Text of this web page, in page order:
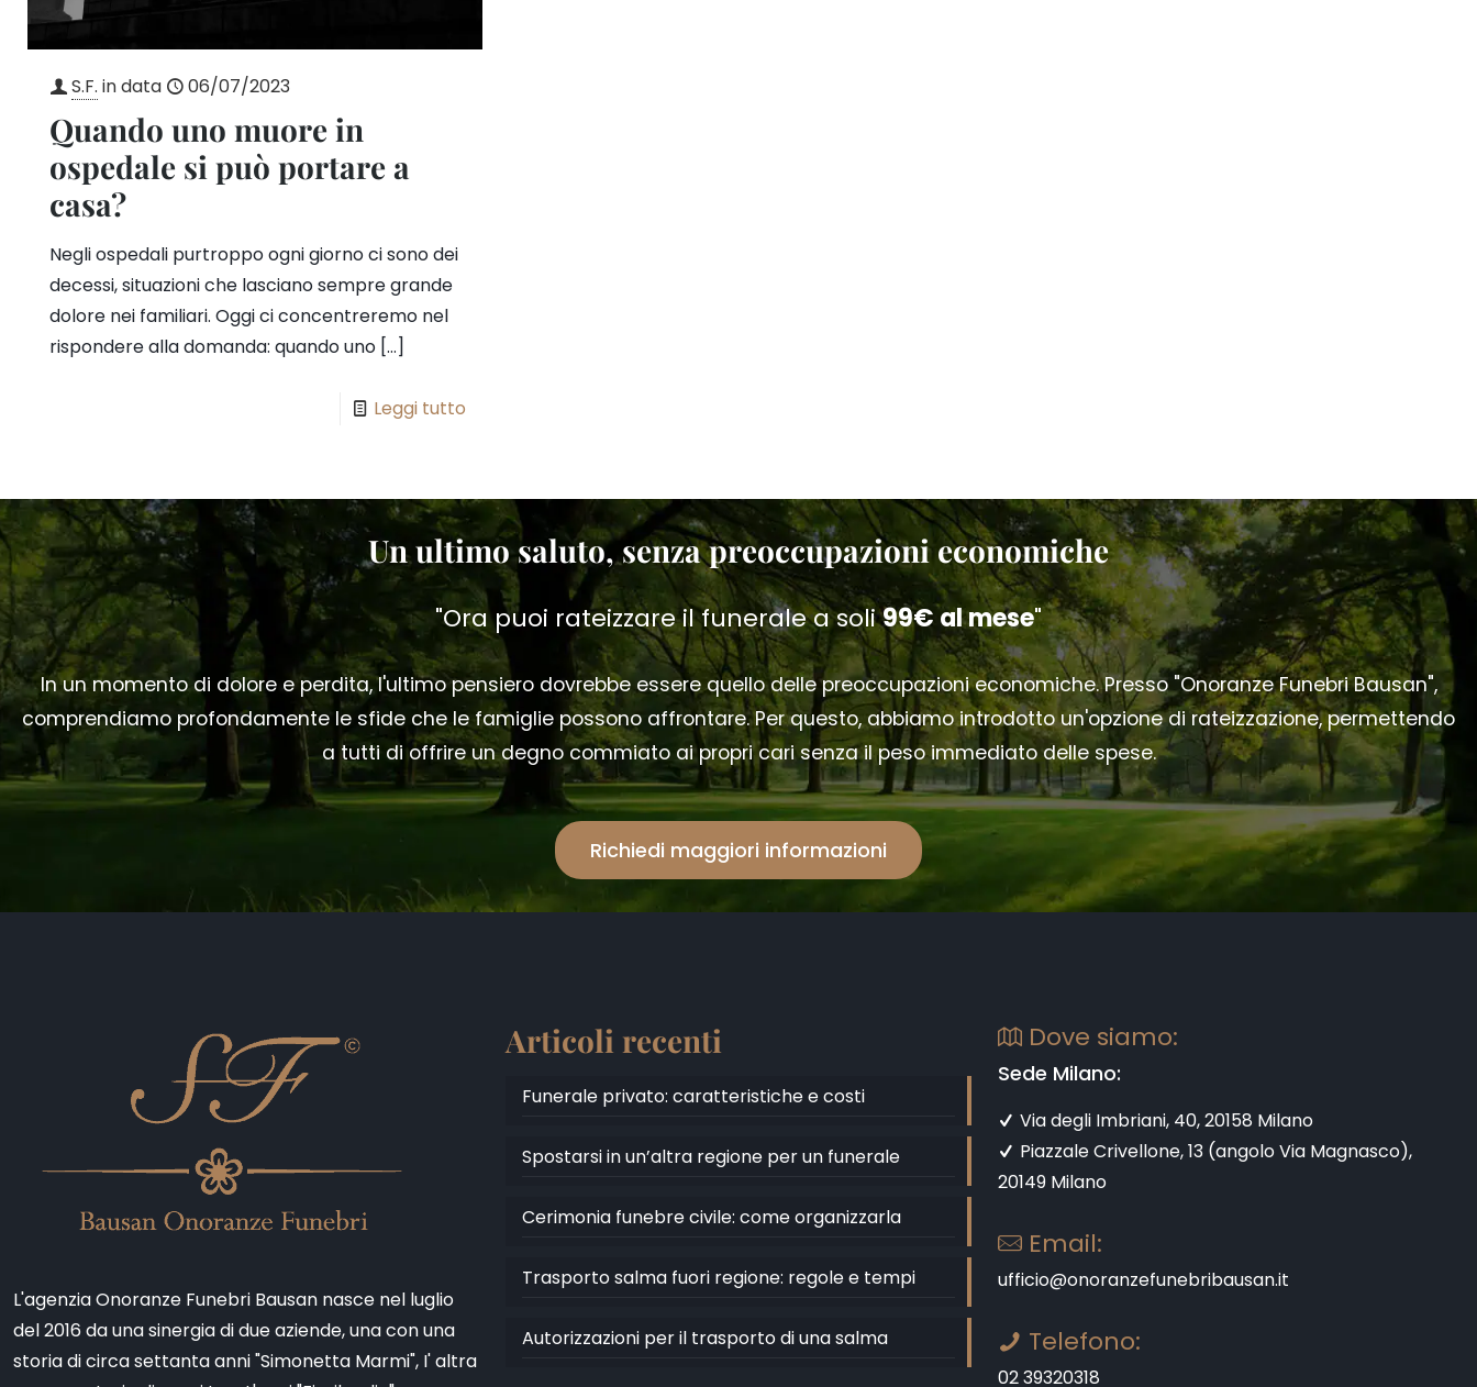
S.F. in data 06/07/2023
Quando uno muore in
ospedale si può portare a
casa?
Negli ospedali purtroppo ogni giorno ci sono dei
decessi, situazioni che lasciano sempre grande
dolore nei familiari. Oggi ci concentreremo nel
rispondere alla domanda: quando uno […]
Leggi tutto
Un ultimo saluto, senza preoccupazioni economiche
"Ora puoi rateizzare il funerale a soli99€ al mese"
In un momento di dolore e perdita, l'ultimo pensiero dovrebbe essere quello delle preoccupazioni economiche. Presso "Onoranze Funebri Bausan",
comprendiamo profondamente le sfide che le famiglie possono affrontare. Per questo, abbiamo introdotto un'opzione di rateizzazione, permettendo
a tutti di offrire un degno commiato ai propri cari senza il peso immediato delle spese.
Richiedi maggiori informazioni
L'agenzia Onoranze Funebri Bausan nasce nel luglio
del 2016 da una sinergia di due aziende, una con una
storia di circa settanta anni "Simonetta Marmi", I' altra
Articoli recenti
Funerale privato: caratteristiche e costi
Spostarsi in un’altra regione per un funerale
Cerimonia funebre civile: come organizzarla
Trasporto salma fuori regione: regole e tempi
Autorizzazioni per il trasporto di una salma
Dove siamo:
Sede Milano:
Via degli Imbriani, 40, 20158 Milano
Piazzale Crivellone, 13 (angolo Via Magnasco),
20149 Milano
Email:
ufficio@onoranzefunebribausan.it
Telefono:
02 39320318